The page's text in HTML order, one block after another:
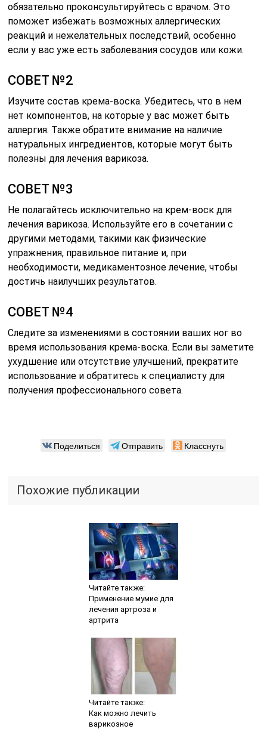
обязательно проконсультируйтесь с врачом. Это
поможет избежать возможных аллергических
реакций и нежелательных последствий, особенно
если у вас уже есть заболевания сосудов или кожи.
СОВЕТ №2
Изучите состав крема-воска. Убедитесь, что в нем
нет компонентов, на которые у вас может быть
аллергия. Также обратите внимание на наличие
натуральных ингредиентов, которые могут быть
полезны для лечения варикоза.
СОВЕТ №3
Не полагайтесь исключительно на крем-воск для
лечения варикоза. Используйте его в сочетании с
другими методами, такими как физические
упражнения, правильное питание и, при
необходимости, медикаментозное лечение, чтобы
достичь наилучших результатов.
СОВЕТ №4
Следите за изменениями в состоянии ваших ног во
время использования крема-воска. Если вы заметите
ухудшение или отсутствие улучшений, прекратите
использование и обратитесь к специалисту для
получения профессионального совета.
Поделиться Отправить Класснуть
Похожие публикации
Читайте также:
Применение мумие для
лечения артроза и
артрита
Читайте также:
Как можно лечить
варикозное